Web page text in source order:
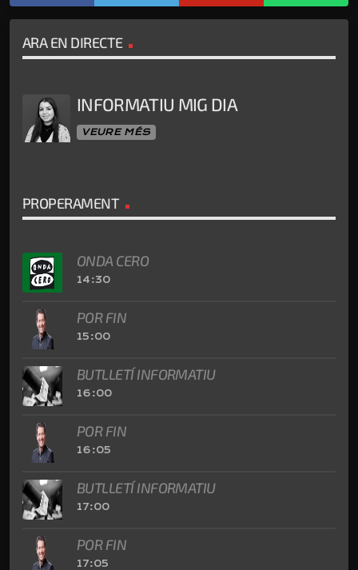
ARA EN DIRECTE
INFORMATIU MIG DIA
VEURE MÉS
PROPERAMENT
ONDA CERO
14:30
POR FIN
15:00
BUTLLETÍ INFORMATIU
16:00
POR FIN
16:05
BUTLLETÍ INFORMATIU
17:00
POR FIN
17:05